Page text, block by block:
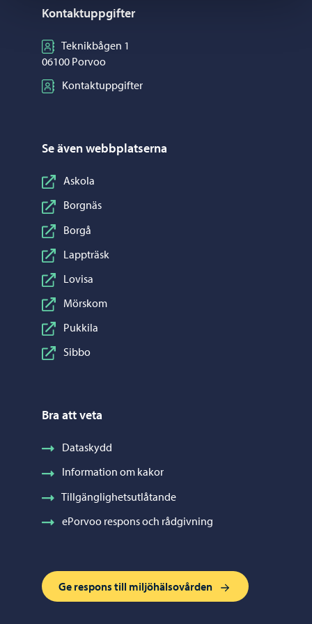
Kontaktuppgifter
Teknikbågen 1
06100 Porvoo
Kontaktuppgifter
Se även webbplatserna
Askola
Borgnäs
Borgå
Lappträsk
Lovisa
Mörskom
Pukkila
Sibbo
Bra att veta
Dataskydd
Information om kakor
Tillgänglighetsutlåtande
ePorvoo respons och rådgivning
Ge respons till miljöhälsovården